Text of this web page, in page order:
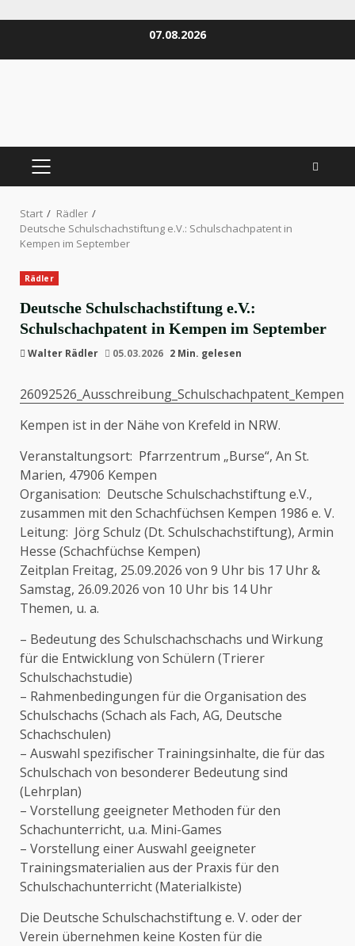
07.08.2026
PRIMÄRES
Start
Rädler
Deutsche Schulschachstiftung e.V.: Schulschachpatent in
Kempen im September
Rädler
Deutsche Schulschachstiftung e.V.:
Schulschachpatent in Kempen im September
Walter Rädler 05.03.2026 2 Min. gelesen
26092526_Ausschreibung_Schulschachpatent_Kempen
Kempen ist in der Nähe von Krefeld in NRW.
Veranstaltungsort: Pfarrzentrum „Burse“, An St.
Marien, 47906 Kempen
Organisation: Deutsche Schulschachstiftung e.V.,
zusammen mit den Schachfüchsen Kempen 1986 e. V.
Leitung: Jörg Schulz (Dt. Schulschachstiftung), Armin
Hesse (Schachfüchse Kempen)
Zeitplan Freitag, 25.09.2026 von 9 Uhr bis 17 Uhr &
Samstag, 26.09.2026 von 10 Uhr bis 14 Uhr
Themen, u. a.
– Bedeutung des Schulschachschachs und Wirkung
für die Entwicklung von Schülern (Trierer
Schulschachstudie)
– Rahmenbedingungen für die Organisation des
Schulschachs (Schach als Fach, AG, Deutsche
Schachschulen)
– Auswahl spezifischer Trainingsinhalte, die für das
Schulschach von besonderer Bedeutung sind
(Lehrplan)
– Vorstellung geeigneter Methoden für den
Schachunterricht, u.a. Mini-Games
– Vorstellung einer Auswahl geeigneter
Trainingsmaterialien aus der Praxis für den
Schulschachunterricht (Materialkiste)
Die Deutsche Schulschachstiftung e. V. oder der
Verein übernehmen keine Kosten für die